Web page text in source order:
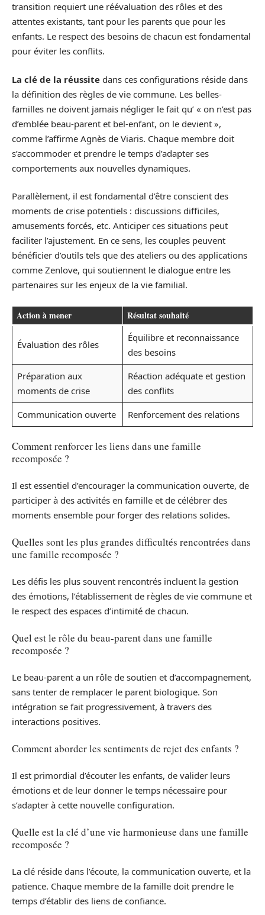
transition requiert une réévaluation des rôles et des
attentes existants, tant pour les parents que pour les
enfants. Le respect des besoins de chacun est fondamental
pour éviter les conflits.
La clé de la réussite dans ces configurations réside dans
la définition des règles de vie commune. Les belles-
familles ne doivent jamais négliger le fait qu’ « on n’est pas
d’emblée beau-parent et bel-enfant, on le devient »,
comme l’affirme Agnès de Viaris. Chaque membre doit
s’accommoder et prendre le temps d’adapter ses
comportements aux nouvelles dynamiques.
Parallèlement, il est fondamental d’être conscient des
moments de crise potentiels : discussions difficiles,
amusements forcés, etc. Anticiper ces situations peut
faciliter l’ajustement. En ce sens, les couples peuvent
bénéficier d’outils tels que des ateliers ou des applications
comme Zenlove, qui soutiennent le dialogue entre les
partenaires sur les enjeux de la vie familial.
Action à mener Résultat souhaité
Évaluation des rôles
Équilibre et reconnaissance
des besoins
Préparation aux
moments de crise
Réaction adéquate et gestion
des conflits
Communication ouverte
Renforcement des relations
Comment renforcer les liens dans une famille
recomposée ?
Il est essentiel d’encourager la communication ouverte, de
participer à des activités en famille et de célébrer des
moments ensemble pour forger des relations solides.
Quelles sont les plus grandes difficultés rencontrées dans
une famille recomposée ?
Les défis les plus souvent rencontrés incluent la gestion
des émotions, l’établissement de règles de vie commune et
le respect des espaces d’intimité de chacun.
Quel est le rôle du beau-parent dans une famille
recomposée ?
Le beau-parent a un rôle de soutien et d’accompagnement,
sans tenter de remplacer le parent biologique. Son
intégration se fait progressivement, à travers des
interactions positives.
Comment aborder les sentiments de rejet des enfants ?
Il est primordial d’écouter les enfants, de valider leurs
émotions et de leur donner le temps nécessaire pour
s’adapter à cette nouvelle configuration.
Quelle est la clé d’une vie harmonieuse dans une famille
recomposée ?
La clé réside dans l’écoute, la communication ouverte, et la
patience. Chaque membre de la famille doit prendre le
temps d’établir des liens de confiance.